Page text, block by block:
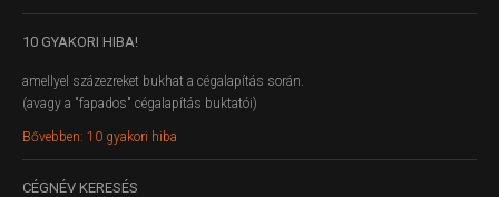
10 GYAKORI HIBA!
amellyel százezreket bukhat a cégalapítás során.
(avagy a "fapados" cégalapítás buktatói)
Bővebben: 10 gyakori hiba
CÉGNÉV KERESÉS